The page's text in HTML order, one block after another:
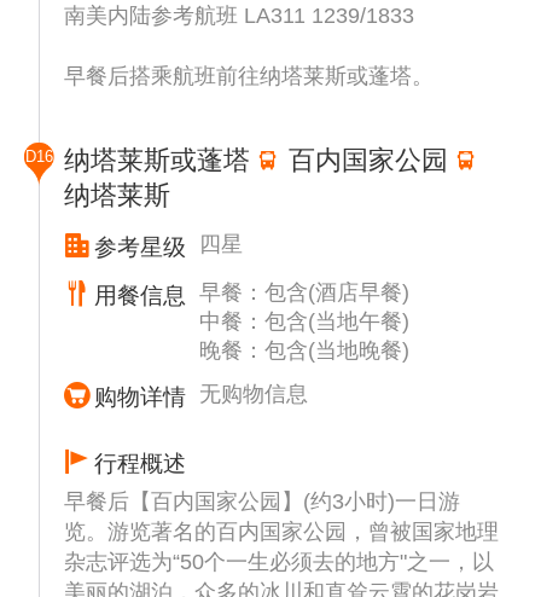
南美内陆参考航班 LA311 1239/1833
早餐后搭乘航班前往纳塔莱斯或蓬塔。
D16 纳塔莱斯或蓬塔
百内国家公园
纳塔莱斯
参考星级 四星
用餐信息
早餐：包含(酒店早餐)
中餐：包含(当地午餐)
晚餐：包含(当地晚餐)
购物详情 无购物信息
行程概述
早餐后【百内国家公园】(约3小时)一日游
览。游览著名的百内国家公园，曾被国家地理
杂志评选为“50个一生必须去的地方"之一，以